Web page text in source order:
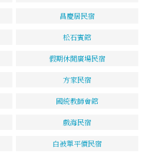
昌慶居民宿
松石賓館
假期休閒廣場民宿
方家民宿
國統教師會館
戲海民宿
白被單平價民宿